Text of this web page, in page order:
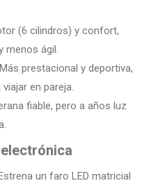
(6 cilindros) y confort,
menos ágil.
prestacional y deportiva,
en pareja.
fiable, pero a años luz
un faro LED matricial